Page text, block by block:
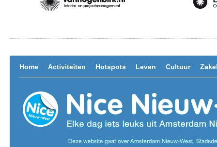
Home Activiteiten Hotspots Leven Cultuur